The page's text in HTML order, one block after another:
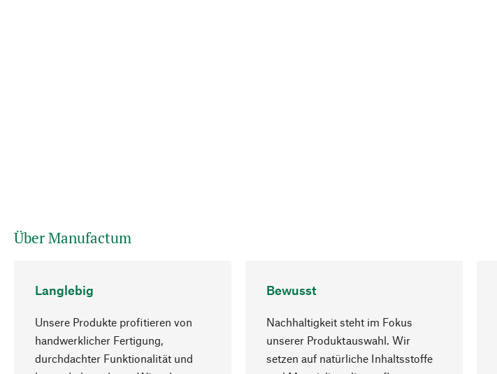
Über Manufactum
Langlebig
Unsere Produkte profitieren von
handwerklicher Fertigung,
durchdachter Funktionalität und
Bewusst
Nachhaltigkeit steht im Fokus
unserer Produktauswahl. Wir
setzen auf natürliche Inhaltsstoffe